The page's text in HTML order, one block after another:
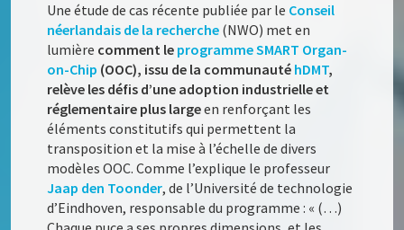
Une étude de cas récente publiée par le Conseil
néerlandais de la recherche (NWO) met en
lumière comment le programme SMART Organ-
on-Chip (OOC), issu de la communauté hDMT,
relève les défis d’une adoption industrielle et
réglementaire plus largeen renforçant les
éléments constitutifs qui permettent la
transposition et la mise à l’échelle de divers
modèles OOC. Comme l’explique le professeur
Jaap den Toonder, de l’Université de technologie
d’Eindhoven, responsable du programme : « (…)